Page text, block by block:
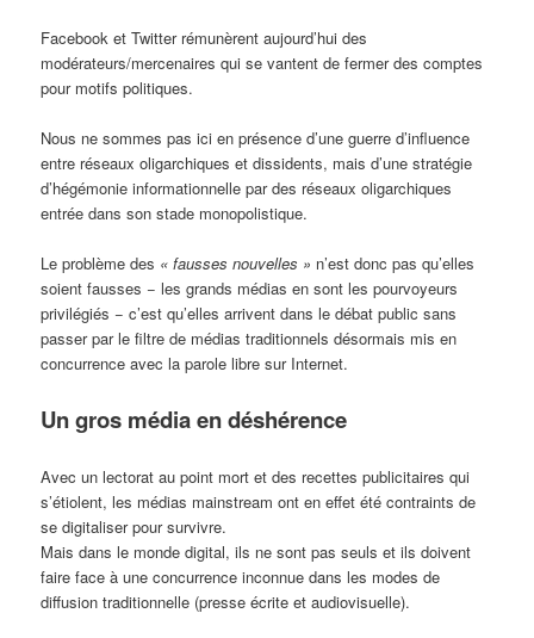
Facebook et Twitter rémunèrent aujourd’hui des
modérateurs/mercenaires qui se vantent de fermer des comptes
pour motifs politiques.
Nous ne sommes pas ici en présence d’une guerre d’influence
entre réseaux oligarchiques et dissidents, mais d’une stratégie
d’hégémonie informationnelle par des réseaux oligarchiques
entrée dans son stade monopolistique.
Le problème des « fausses nouvelles » n’est donc pas qu’elles
soient fausses − les grands médias en sont les pourvoyeurs
privilégiés − c’est qu’elles arrivent dans le débat public sans
passer par le filtre de médias traditionnels désormais mis en
concurrence avec la parole libre sur Internet.
Un gros média en déshérence
Avec un lectorat au point mort et des recettes publicitaires qui
s’étiolent, les médias mainstream ont en effet été contraints de
se digitaliser pour survivre.
Mais dans le monde digital, ils ne sont pas seuls et ils doivent
faire face à une concurrence inconnue dans les modes de
diffusion traditionnelle (presse écrite et audiovisuelle).